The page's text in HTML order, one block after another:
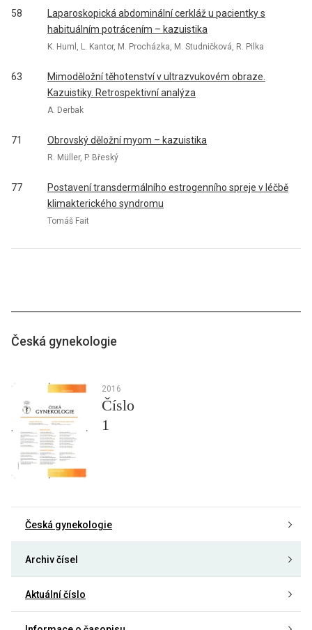
58
Laparoskopická abdominální cerkláž u pacientky s
habituálním potrácením – kazuistika
K. Huml, L. Kantor, M. Procházka, M. Studničková, R. Pilka
63
Mimoděložní těhotenství v ultrazvukovém obraze.
Kazuistiky. Retrospektivní analýza
A. Derbak
71 Obrovský děložní myom – kazuistika
R. Müller, P. Břeský
77
Postavení transdermálního estrogenního spreje v léčbě
klimakterického syndromu
Tomáš Fait
Česká gynekologie
2016
Číslo
1
Česká gynekologie
Archiv čísel
Aktuální číslo